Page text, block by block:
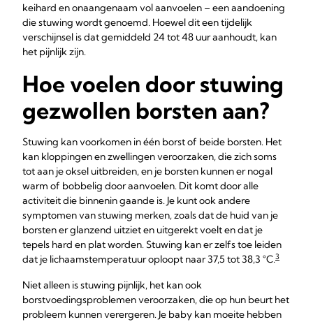
keihard en onaangenaam vol aanvoelen – een aandoening
die stuwing wordt genoemd. Hoewel dit een tijdelijk
verschijnsel is dat gemiddeld 24 tot 48 uur aanhoudt, kan
het pijnlijk zijn.
Hoe voelen door stuwing
gezwollen borsten aan?
Stuwing kan voorkomen in één borst of beide borsten. Het
kan kloppingen en zwellingen veroorzaken, die zich soms
tot aan je oksel uitbreiden, en je borsten kunnen er nogal
warm of bobbelig door aanvoelen. Dit komt door alle
activiteit die binnenin gaande is. Je kunt ook andere
symptomen van stuwing merken, zoals dat de huid van je
borsten er glanzend uitziet en uitgerekt voelt en dat je
tepels hard en plat worden. Stuwing kan er zelfs toe leiden
dat je lichaamstemperatuur oploopt naar 37,5 tot 38,3 °C.3
Niet alleen is stuwing pijnlijk, het kan ook
borstvoedingsproblemen veroorzaken, die op hun beurt het
probleem kunnen verergeren. Je baby kan moeite hebben